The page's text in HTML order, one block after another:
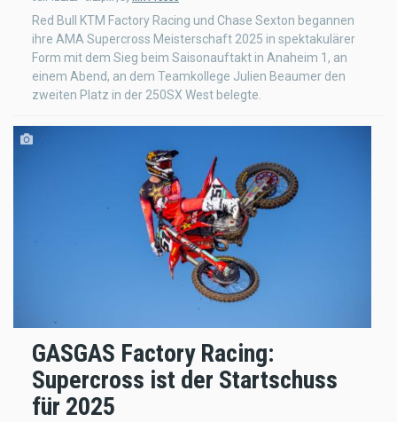
Red Bull KTM Factory Racing und Chase Sexton begannen
ihre AMA Supercross Meisterschaft 2025 in spektakulärer
Form mit dem Sieg beim Saisonauftakt in Anaheim 1, an
einem Abend, an dem Teamkollege Julien Beaumer den
zweiten Platz in der 250SX West belegte.
GASGAS Factory Racing:
Supercross ist der Startschuss
für 2025